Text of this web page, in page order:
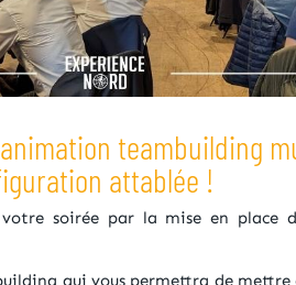
teambuilding
attablée !
soirée par la mise en place
qui vous permettra de